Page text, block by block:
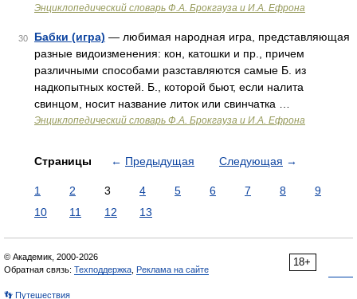
Энциклопедический словарь Ф.А. Брокгауза и И.А. Ефрона
30 Бабки (игра) — любимая народная игра, представляющая
разные видоизменения: кон, катошки и пр., причем
различными способами разставляются самые Б. из
надкопытных костей. Б., которой бьют, если налита
свинцом, носит название литок или свинчатка …
Энциклопедический словарь Ф.А. Брокгауза и И.А. Ефрона
Страницы ← Предыдущая Следующая →
1 2 3 4 5 6 7 8
9
10
11 12 13
18+
© Академик, 2000-2026
Обратная связь: Техподдержка Реклама на сайте
👣 Путешествия